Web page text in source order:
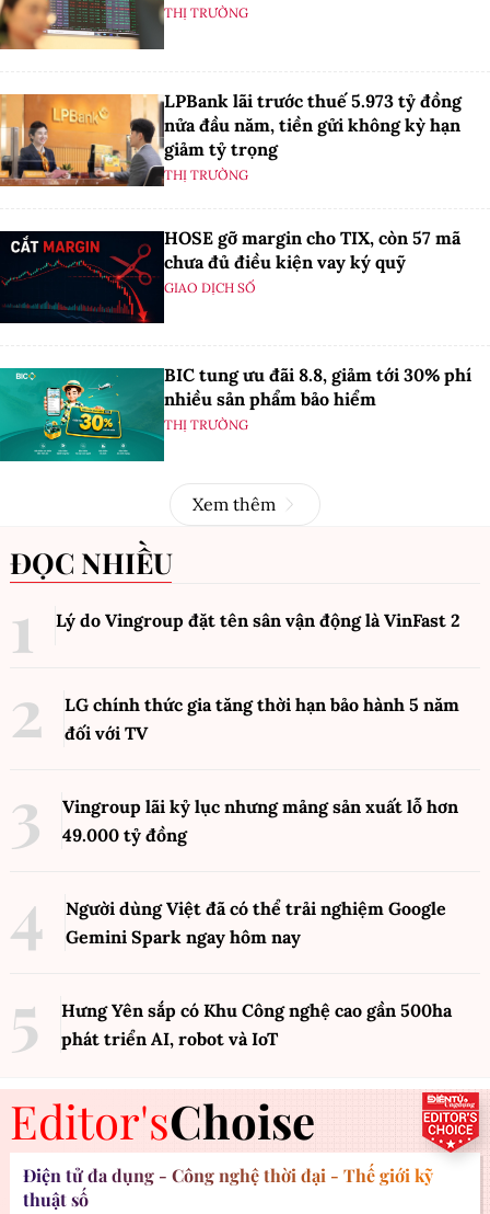
THỊ TRƯỜNG
LPBank lãi trước thuế 5.973 tỷ đồng
nửa đầu năm, tiền gửi không kỳ hạn
giảm tỷ trọng
THỊ TRƯỜNG
HOSE gỡ margin cho TIX, còn 57 mã
chưa đủ điều kiện vay ký quỹ
GIAO DỊCH SỐ
BIC tung ưu đãi 8.8, giảm tới 30% phí
nhiều sản phẩm bảo hiểm
THỊ TRƯỜNG
Xem thêm
ĐỌC NHIỀU
Lý do Vingroup đặt tên sân vận động là VinFast 2
LG chính thức gia tăng thời hạn bảo hành 5 năm
đối với TV
Vingroup lãi kỷ lục nhưng mảng sản xuất lỗ hơn
49.000 tỷ đồng
Người dùng Việt đã có thể trải nghiệm Google
Gemini Spark ngay hôm nay
Hưng Yên sắp có Khu Công nghệ cao gần 500ha
phát triển AI, robot và IoT
Editor'sChoise
Điện tử đa dụng - Công nghệ thời đại - Thế giới kỹ
thuật số